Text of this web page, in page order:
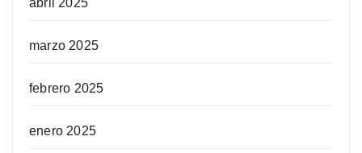
abril 2025
marzo 2025
febrero 2025
enero 2025